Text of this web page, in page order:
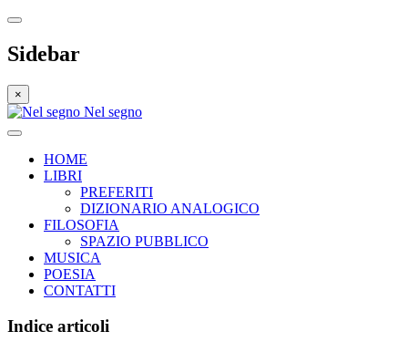
Sidebar
×
Nel segno
HOME
LIBRI
PREFERITI
DIZIONARIO ANALOGICO
FILOSOFIA
SPAZIO PUBBLICO
MUSICA
POESIA
CONTATTI
Indice articoli